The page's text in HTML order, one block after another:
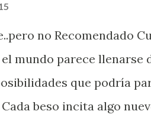
no Recomendado
mundo parece llenarse
que podría
beso incita algo